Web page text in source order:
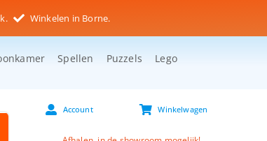
Winkelen in Borne.
Spellen Puzzels Lego
Account Winkelwagen